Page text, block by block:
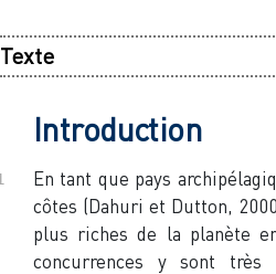
Texte
Introduction
En tant que pays
côtes (Dahuri et Dutton,
plus riches de la planète
concurrences y sont